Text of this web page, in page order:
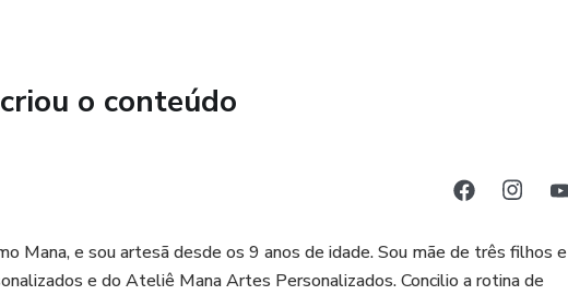
o conteúdo
Mana, e sou artesã desde os 9 anos de idade. Sou mãe de três filhos e
e do Ateliê Mana Artes Personalizados. Concilio a rotina de